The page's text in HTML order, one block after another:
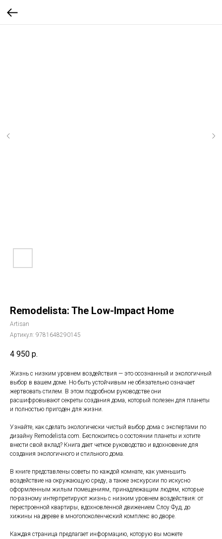
Remodelista: The Low-Impact Home
Artisan
Артикул: 9781648290145
4 950 р.
Жизнь с низким уровнем воздействия — это осознанный и экологичный
выбор в вашем доме. Но быть устойчивым не обязательно означает
жертвовать стилем. В этом подробном руководстве они
расшифровывают секреты создания дома, который полезен для планеты
и полностью пригоден для жизни.
Узнайте, как сделать экологически чистый выбор дома с экспертами по
дизайну Remodelista.com. Беспокоитесь о состоянии планеты и хотите
внести свой вклад? Книга дает четкое руководство и вдохновение для
создания экологичного и стильного дома.
В книге представлены советы по каждой комнате, как уменьшить
воздействие на окружающую среду, а также экскурсии по искусно
оформленным жилым помещениям, принадлежащим людям, которые
по-разному интерпретируют жизнь с низким уровнем воздействия: от
перестроенной квартиры, вдохновленной движением Слоу Фуд, до
хижины на дереве в многопоколенческий комплекс во дворе.
Каждая страница предлагает информацию, которую вы можете